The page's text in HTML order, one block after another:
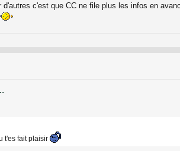
d'autres c'est que CC ne file plus les infos en
t'es fait plaisir